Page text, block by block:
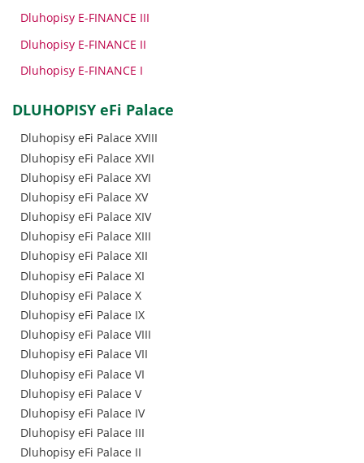
Dluhopisy E-FINANCE III
Dluhopisy E-FINANCE II
Dluhopisy E-FINANCE I
DLUHOPISY eFi Palace
Dluhopisy eFi Palace XVIII
Dluhopisy eFi Palace XVII
Dluhopisy eFi Palace XVI
Dluhopisy eFi Palace XV
Dluhopisy eFi Palace XIV
Dluhopisy eFi Palace XIII
Dluhopisy eFi Palace XII
Dluhopisy eFi Palace XI
Dluhopisy eFi Palace X
Dluhopisy eFi Palace IX
Dluhopisy eFi Palace VIII
Dluhopisy eFi Palace VII
Dluhopisy eFi Palace VI
Dluhopisy eFi Palace V
Dluhopisy eFi Palace IV
Dluhopisy eFi Palace III
Dluhopisy eFi Palace II